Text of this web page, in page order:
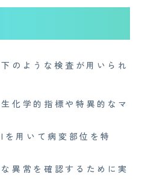
のような検査が用いられ
化学的指標や特異的なマ
を用いて病変部位を特
異常を確認するために実